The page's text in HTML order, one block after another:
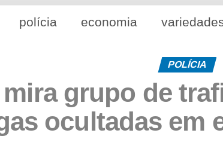
polícia economia
POLÍCIA
grupo de
ocultadas em